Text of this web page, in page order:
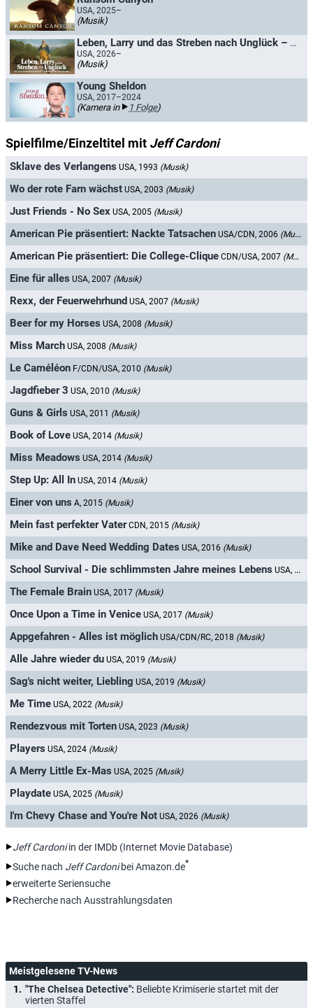
USA, 2025–
(Musik)
Leben, Larry und das Streben nach Unglück – Ein nervöser Blick auf die amerikanische Geschichte
USA, 2026–
(Musik)
Young Sheldon
USA, 2017–2024
(Kamera in 1 Folge)
Spielfilme/Einzeltitel mit Jeff Cardoni
Sklave des Verlangens USA, 1993 (Musik)
Wo der rote Farn wächst USA, 2003 (Musik)
Just Friends - No Sex USA, 2005 (Musik)
American Pie präsentiert: Nackte Tatsachen USA/CDN, 2006 (Musik)
American Pie präsentiert: Die College-Clique CDN/USA, 2007 (Musik)
Eine für alles USA, 2007 (Musik)
Rexx, der Feuerwehrhund USA, 2007 (Musik)
Beer for my Horses USA, 2008 (Musik)
Miss March USA, 2008 (Musik)
Le Caméléon F/CDN/USA, 2010 (Musik)
Jagdfieber 3 USA, 2010 (Musik)
Guns & Girls USA, 2011 (Musik)
Book of Love USA, 2014 (Musik)
Miss Meadows USA, 2014 (Musik)
Step Up: All In USA, 2014 (Musik)
Einer von uns A, 2015 (Musik)
Mein fast perfekter Vater CDN, 2015 (Musik)
Mike and Dave Need Wedding Dates USA, 2016 (Musik)
School Survival - Die schlimmsten Jahre meines Lebens USA, 2016
The Female Brain USA, 2017 (Musik)
Once Upon a Time in Venice USA, 2017 (Musik)
Appgefahren - Alles ist möglich USA/CDN/RC, 2018 (Musik)
Alle Jahre wieder du USA, 2019 (Musik)
Sag's nicht weiter, Liebling USA, 2019 (Musik)
Me Time USA, 2022 (Musik)
Rendezvous mit Torten USA, 2023 (Musik)
Players USA, 2024 (Musik)
A Merry Little Ex-Mas USA, 2025 (Musik)
Playdate USA, 2025 (Musik)
I'm Chevy Chase and You're Not USA, 2026 (Musik)
Jeff Cardoniin der IMDb (Internet Movie Database)
Suche nach Jeff Cardonibei Amazon.de*
erweiterte Seriensuche
Recherche nach Ausstrahlungsdaten
Meistgelesene TV-News
"The Chelsea Detective": Beliebte Krimiserie startet mit der
vierten Staffel